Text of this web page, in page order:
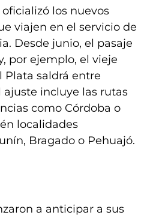
los nuevos
viajen en el servicio de
Desde junio, el pasaje
por ejemplo, el vieje
Plata saldrá entre
ajuste incluye las rutas
como Córdoba o
localidades
Bragado o Pehuajó.
a anticipar a sus